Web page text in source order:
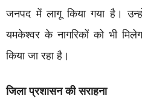
जनपद में लागू किया गया है।
यमकेश्वर के नागरिकों को भी
किया जा रहा है।
जिला प्रशासन की सराहना